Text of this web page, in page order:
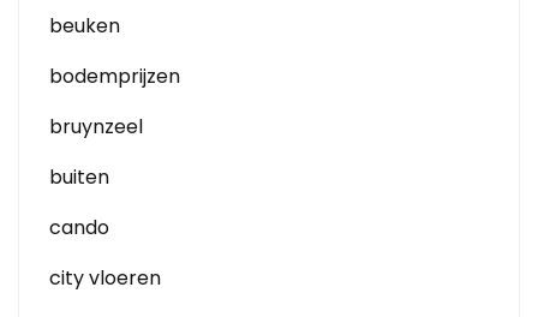
beuken
bodemprijzen
bruynzeel
buiten
cando
city vloeren